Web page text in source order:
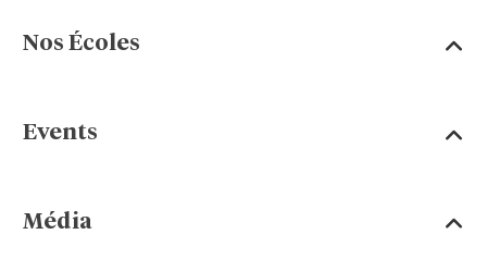
Nos Écoles
Events
Média